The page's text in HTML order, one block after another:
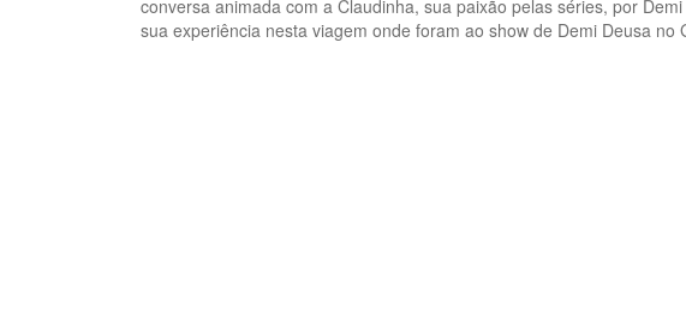
conversa animada com a Claudinha, sua paixão pelas séries, por
sua experiência nesta viagem onde foram ao show de Demi Deusa no